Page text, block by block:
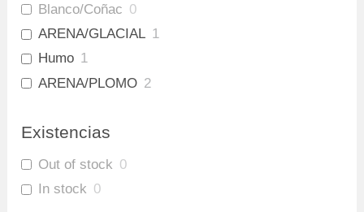
Blanco/Coñac 0
ARENA/GLACIAL 1
Humo 1
ARENA/PLOMO 2
Existencias
Out of stock 0
In stock 0